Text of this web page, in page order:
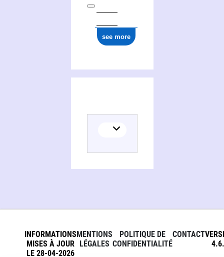
see more
INFORMATIONS
MISES À JOUR
LE 28-04-2026
MENTIONS
LÉGALES
POLITIQUE DE
CONFIDENTIALITÉ
CONTACT